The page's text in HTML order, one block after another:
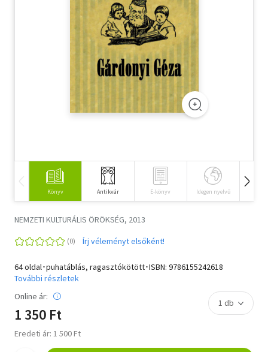
Társadalomtudomány
Természettudomány
Könyv Antikvár E-könyv Idegen nyelvű
NEMZETI KULTURÁLIS ÖRÖKSÉG, 2013
Írj véleményt elsőként!
64 oldal･puhatáblás, ragasztókötött･ISBN: 9786155242618
További részletek
Online ár:
1 350 Ft
Eredeti ár: 1 500 Ft